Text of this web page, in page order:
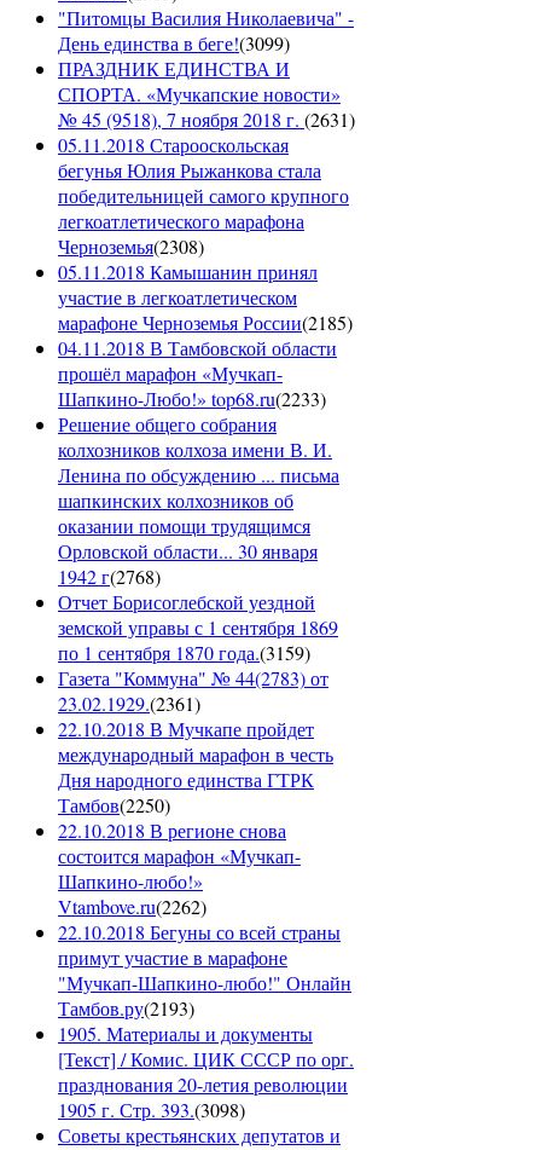
"Питомцы Василия Николаевича" -
День единства в беге!(3099)
ПРАЗДНИК ЕДИНСТВА И
СПОРТА. «Мучкапские новости»
№ 45 (9518), 7 ноября 2018 г. (2631)
05.11.2018 Старооскольская
бегунья Юлия Рыжанкова стала
победительницей самого крупного
легкоатлетического марафона
Черноземья(2308)
05.11.2018 Камышанин принял
участие в легкоатлетическом
марафоне Черноземья России(2185)
04.11.2018 В Тамбовской области
прошёл марафон «Мучкап-
Шапкино-Любо!» top68.ru(2233)
Решение общего собрания
колхозников колхоза имени В. И.
Ленина по обсуждению ... письма
шапкинских колхозников об
оказании помощи трудящимся
Орловской области... 30 января
1942 г(2768)
Отчет Борисоглебской уездной
земской управы с 1 сентября 1869
по 1 сентября 1870 года.(3159)
Газета "Коммуна" № 44(2783) от
23.02.1929.(2361)
22.10.2018 В Мучкапе пройдет
международный марафон в честь
Дня народного единства ГТРК
Тамбов(2250)
22.10.2018 В регионе снова
состоится марафон «Мучкап-
Шапкино-любо!»
Vtambove.ru(2262)
22.10.2018 Бегуны со всей страны
примут участие в марафоне
"Мучкап-Шапкино-любо!" Онлайн
Тамбов.ру(2193)
1905. Материалы и документы
[Текст] / Комис. ЦИК СССР по орг.
празднования 20-летия революции
1905 г. Стр. 393.(3098)
Советы крестьянских депутатов и